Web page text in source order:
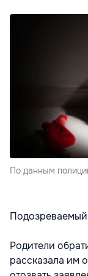
По данным
Родители
рассказала им